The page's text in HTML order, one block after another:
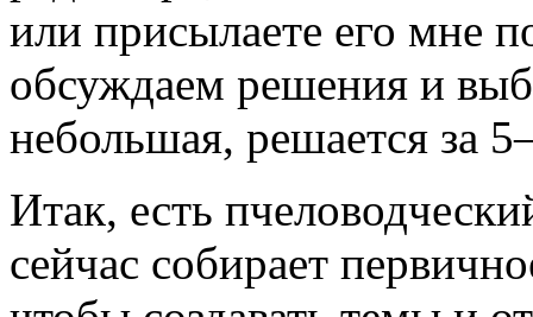
или присылаете его мне
обсуждаем решения и
небольшая, решается за
Итак, есть
сейчас собирает